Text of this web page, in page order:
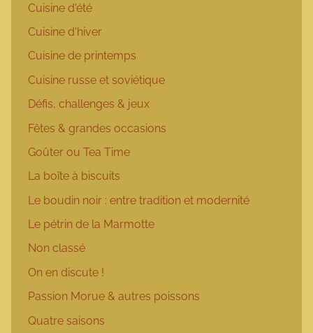
Cuisine d'été
Cuisine d'hiver
Cuisine de printemps
Cuisine russe et soviétique
Défis, challenges & jeux
Fêtes & grandes occasions
Goûter ou Tea Time
La boîte à biscuits
Le boudin noir : entre tradition et modernité
Le pétrin de la Marmotte
Non classé
On en discute !
Passion Morue & autres poissons
Quatre saisons